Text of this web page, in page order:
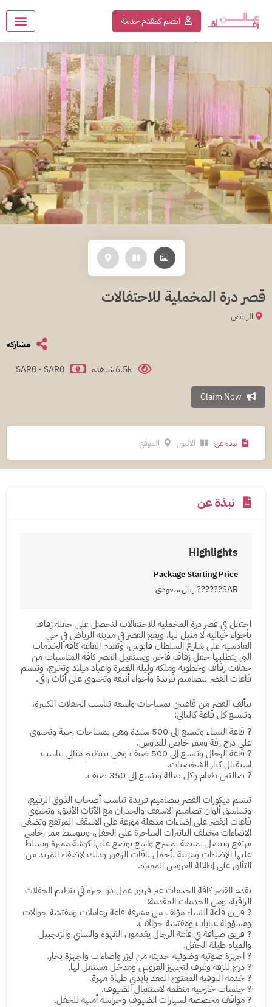
انضم كمقدم خدمة
قصر درة المخملية للاحتفالات
الرياض
مشاركة
SAR0 - SAR0
6.5k شاهده
Claim Now
نبذة عن الالبوم الموقع
نبذة عن
Highlights
Package Starting Price
SAR?????? ريال سعودي
احتفل في قصر درة المخملية للاحتفالات لتحصل على حفلة زفاف
بأجواء خيالية لا مثيل لها، ويقع القصر في مدينة الرياض في حي
القادسية على شارع السلطان قابوس، وتقدم القاعة كافة الخدمات
التي يتطلبها حفل زفاف فاخر، ويستقبل القصر كافة المناسبات من
حفلات زفاف وخطوبة وملكه وليلة الغمرة واعياد ميلاد وتخرج، وتتسم
قاعات القصر بتصاميم فريدة وأجواء أنيقة وتحتوي على أثاث راقي.
يتألف القصر من قاعتين بمساحات واسعة تناسب الحفلات الكبيرة،
وتتسع كل قاعة كالتالي:
? قاعة النساء وتتسع إلى 500 سيدة وهي بمساحات رحبة وتحتوي
على درج زفة وممر خاص للعروس.
? قاعة الرجال وتتسع إلى 500 ضيف وهي بتنظيم مثالي يناسب
استقبال كبار الشخصيات.
? صالتين طعام وكل صالة وتتسع إلى 350 ضيف.
تتسم ديكورات القصر بتصاميم فريدة تناسب أصحاب الذوق الرفيع،
وتتناسق ألوان تصاميم الاسقف والجدران مع الأثاث الأنيق، وتحتوي
قاعات القصر على إضاءات مذهلة موزعة على الاسقف المرتفع وتضفي
الاضاءات مختلف التاثيرات الساحرة على الحفل، ويتوسط ممر رخامي
مرتفع ويتصل بمنصة بمسرح واسع يوضع عليها كوشة مميزة ويسلط
عليها الإضاءات ومزينة بأجمل باقات الزهور وذلك لإضفاء المزيد من
التألق على إطلالة العروس المميزة.
يقدم القصر كافة الخدمات عبر فريق عمل ذو خبرة في تنظيم الحفلات
الراقية، ومن الخدمات المقدمة:
? فريق قاعة النساء مؤلف من مشرفة قاعة وعاملات ومفتشة جوالات
ومسؤولة عبايات ومفتشة جوالات.
? فريق ضيافة في قاعة الرجال يقدمون القهوة والشاي والزنجبيل
والمياه طيلة الحفل.
? اجهزة صوتية وضوئية حديثة من ليزر واضاءات واجهزة بخار.
? درج للزفة وغرف لتجهيز العروس ومدخل مستقل لها.
? خدمة البوفيه المفتوح المعد بأيدي طهاة مهرة.
? جلسات خارجية منظمة لاستقبال الضيوف.
? مواقف مخصصة لسيارات الضيوف وحراسة أمنية للحفل.